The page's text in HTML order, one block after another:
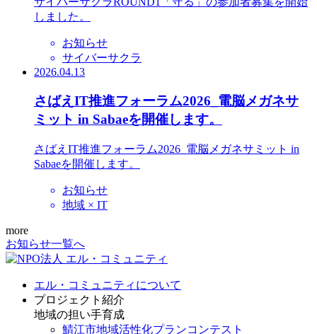
しました。
お知らせ
サイバーサクラ
2026.04.13
さばえIT推進フォーラム2026_電脳メガネサ
ミット in Sabaeを開催します。
さばえIT推進フォーラム2026_電脳メガネサミット in
Sabaeを開催します。
お知らせ
地域 × IT
more
お知らせ一覧へ
エル・コミュニティについて
プロジェクト紹介
地域の担い手育成
鯖江市地域活性化プランコンテスト